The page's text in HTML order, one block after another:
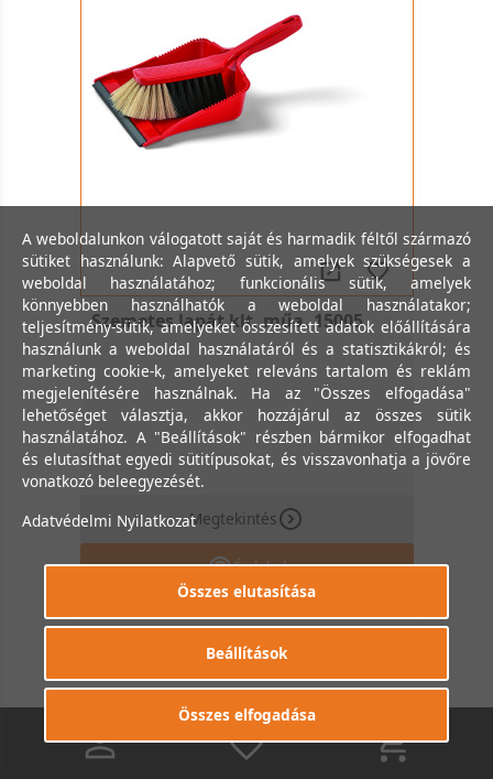
Szemetes lapát klt. műa. 15005
Megtekintés
Érdekel
0
A weboldalunkon válogatott saját és harmadik féltől származó
sütiket használunk: Alapvető sütik, amelyek szükségesek a
weboldal használatához; funkcionális sütik, amelyek
könnyebben használhatók a weboldal használatakor;
teljesítmény-sütik, amelyeket összesített adatok előállítására
használunk a weboldal használatáról és a statisztikákról; és
marketing cookie-k, amelyeket releváns tartalom és reklám
megjelenítésére használnak. Ha az "Összes elfogadása"
lehetőséget választja, akkor hozzájárul az összes sütik
használatához. A "Beállítások" részben bármikor elfogadhat
és elutasíthat egyedi sütitípusokat, és visszavonhatja a jövőre
vonatkozó beleegyezését.
Adatvédelmi Nyilatkozat
Összes elutasítása
Beállítások
Összes elfogadása